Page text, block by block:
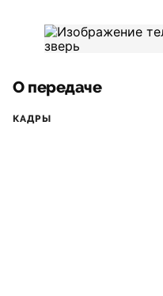
О передаче
КАДРЫ